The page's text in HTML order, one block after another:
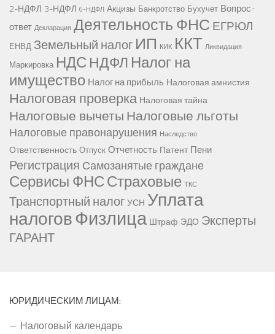
2-НДФЛ 3-НДФЛ 6-НДФЛ Акцизы Банкротство Бухучет Вопрос-
ответ Декларация Деятельность ФНС ЕГРЮЛ
ЕНВД Земельный налог ИП КИК ККТ Ликвидация
Маркировка НДС НДФЛ Налог на
имущество Налог на прибыль Налоговая амнистия
Налоговая проверка Налоговая тайна
Налоговые вычетыНалоговые льготы
Налоговые правонарушения Наследство
Ответственность Отпуск Отчетность Патент Пени
Регистрация Самозанятые граждане
Сервисы ФНССтраховые ТКС
Транспортный налогУСН Уплата
налоговФизлица Штраф ЭДО Эксперты
ГАРАНТ
ЮРИДИЧЕСКИМ ЛИЦАМ:
Налоговый календарь